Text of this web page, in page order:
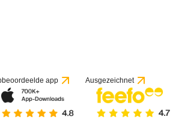
app Ausgezeichnet